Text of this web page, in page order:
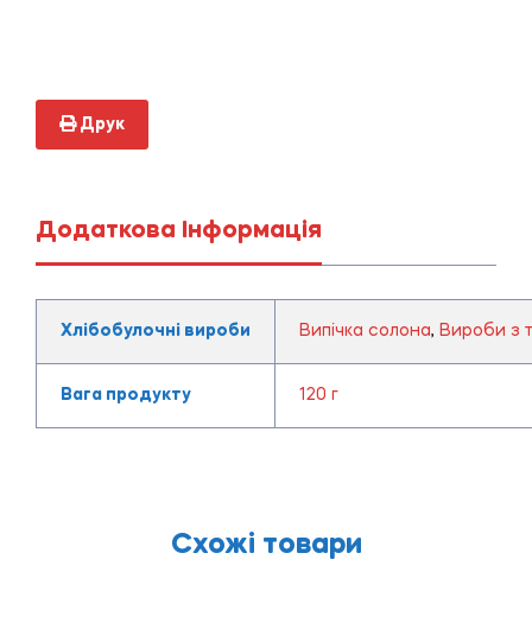
Друк
Додаткова Інформація
Хлібобулочні вироби Випічка солона, Вироби з
Вага продукту 120 г
Схожі товари